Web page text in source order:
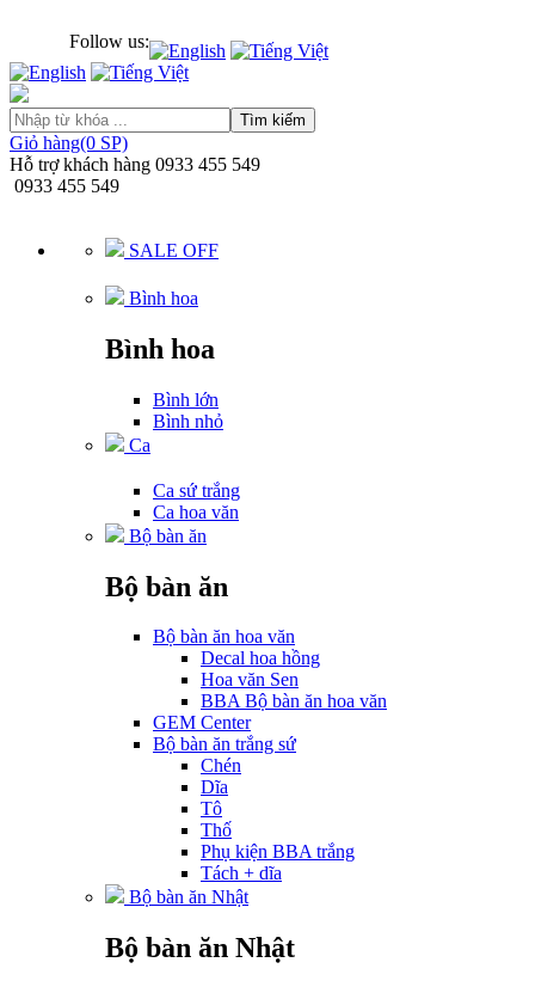
Follow us:
Tìm kiếm
Giỏ hàng(0 SP)
Hỗ trợ khách hàng 0933 455 549
0933 455 549
SALE OFF
Bình hoa
Bình hoa
Bình lớn
Bình nhỏ
Ca
Ca sứ trắng
Ca hoa văn
Bộ bàn ăn
Bộ bàn ăn
Bộ bàn ăn hoa văn
Decal hoa hồng
Hoa văn Sen
BBA Bộ bàn ăn hoa văn
GEM Center
Bộ bàn ăn trắng sứ
Chén
Dĩa
Tô
Thố
Phụ kiện BBA trắng
Tách + dĩa
Bộ bàn ăn Nhật
Bộ bàn ăn Nhật